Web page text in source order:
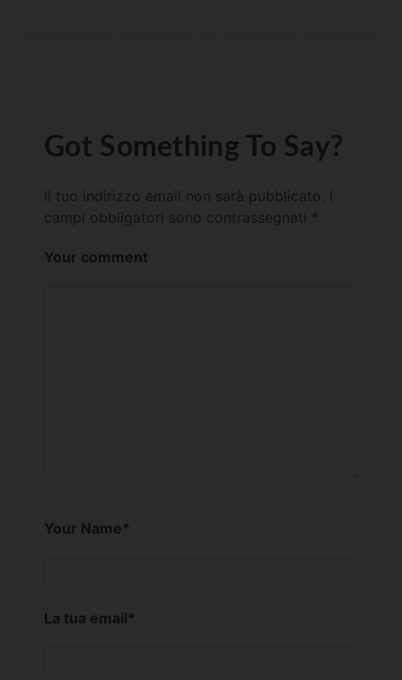
Got Something To Say?
Il tuo indirizzo email non sarà pubblicato.
campi obbligatori sono contrassegnati *
Your comment
Your Name*
La tua email*